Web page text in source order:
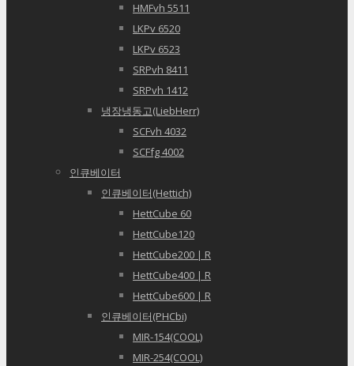
HMFvh 5511
LKPv 6520
LKPv 6523
SRPvh 8411
SRPvh 1412
냉장냉동고(LiebHerr)
SCFvh 4032
SCFfg 4002
인큐베이터
인큐베이터(Hettich)
HettCube 60
HettCube120
HettCube200 | R
HettCube400 | R
HettCube600 | R
인큐베이터(PHCbi)
MIR-154(COOL)
MIR-254(COOL)